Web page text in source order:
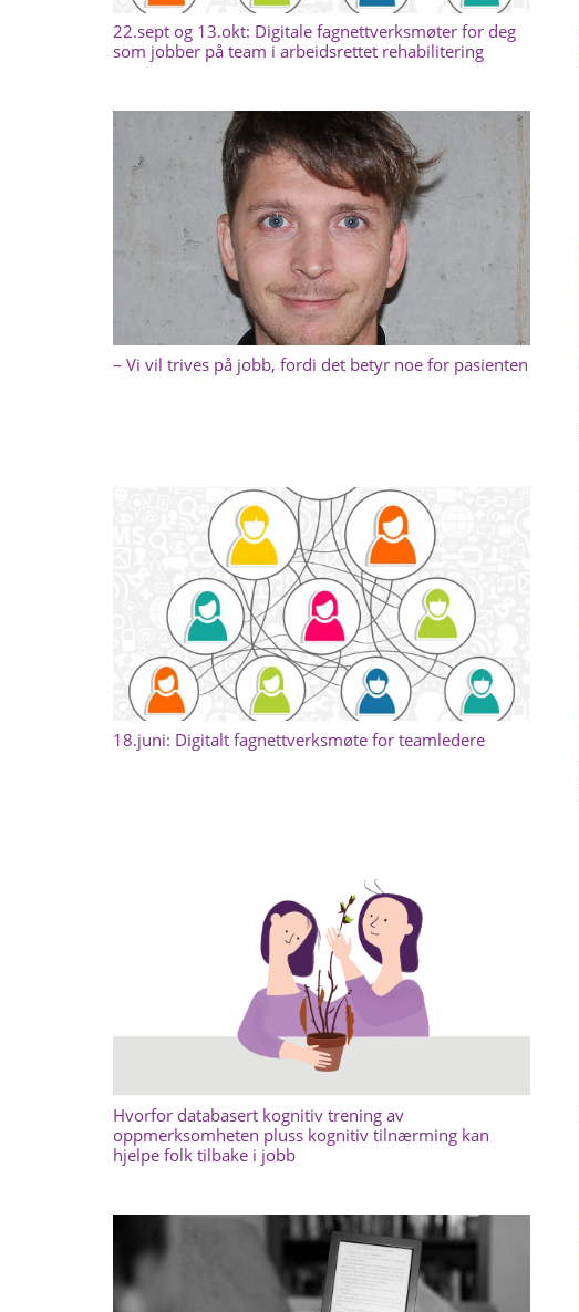
22.sept og 13.okt: Digitale fagnettverksmøter for deg
som jobber på team i arbeidsrettet rehabilitering
– Vi vil trives på jobb, fordi det betyr noe for pasienten
18.juni: Digitalt fagnettverksmøte for teamledere
Hvorfor databasert kognitiv trening av
oppmerksomheten pluss kognitiv tilnærming kan
hjelpe folk tilbake i jobb